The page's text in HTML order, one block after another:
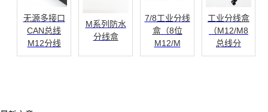
无源多接口
CAN总线
M12分线
M系列防水
分线盒
7/8工业分线
盒（8位
M12/M
工业分线盒
（M12/M8
总线分